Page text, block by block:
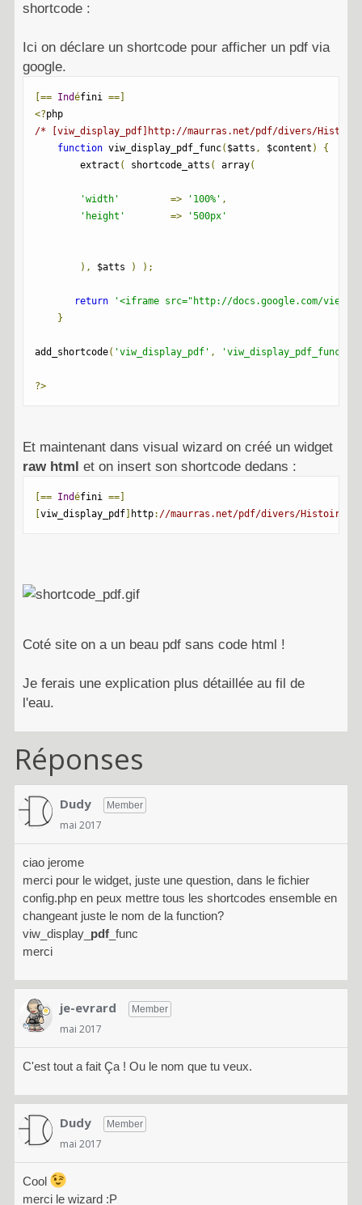
shortcode :
Ici on déclare un shortcode pour afficher un pdf via
google.
[== Indéfini ==]
<?
/* [viw_display_pdf]http://maurras.net/pdf/divers/
function viw_display_pdf_func( $atts , $content )
{
        extract
( shortcode_atts ( array(
'width' => '100%' ,
'height'
=> '500px'
), $atts ) );
return
'<iframe src="http://docs.google.com/
}
add_shortcode( 'viw_display_pdf' , 'viw_display_pdf_func'
?>
Et maintenant dans visual wizard on créé un widget
raw html et on insert son shortcode dedans :
[== Indéfini ==]
[viw_display_pdf] http: //maurras.net/pdf/divers/Histoire-
Coté site on a un beau pdf sans code html !
Je ferais une explication plus détaillée au fil de
l'eau.
Réponses
Dudy Member
mai 2017
ciao jerome
merci pour le widget, juste une question, dans le fichier
config.php en peux mettre tous les shortcodes ensemble en
changeant juste le nom de la function?
viw_display_ pdf _func
merci
je-evrard Member
mai 2017
C'est tout a fait Ça ! Ou le nom que tu veux.
Dudy Member
mai 2017
Cool
merci le wizard :P